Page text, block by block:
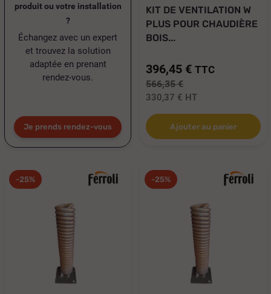
produit ou votre installation
?
Échangez avec un expert
et trouvez la solution
adaptée en prenant
rendez-vous.
Je prends rendez-vous
KIT DE VENTILATION W
PLUS POUR CHAUDIÈRE
BOIS...
396,45 € TTC
566,35 €
330,37 € HT
Ajouter au panier
-25% -25%